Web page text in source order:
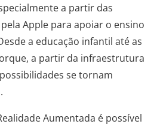
a partir das
Apple para apoiar o ensino
a educação infantil até as
a partir da infraestrutura
se tornam
Aumentada é possível